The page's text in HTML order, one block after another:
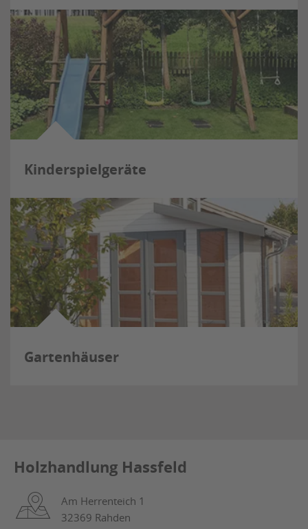
Kinderspielgeräte
Gartenhäuser
Holzhandlung Hassfeld
Am Herrenteich 1
32369 Rahden